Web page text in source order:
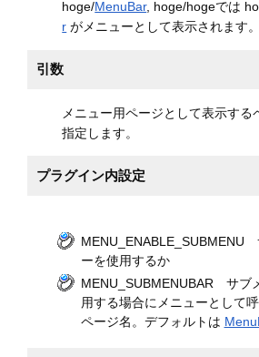
hoge/MenuBar, hoge/hogeでは
r がメニューとして表示されます。
引数
メニュー用ページとして表示する
指定します。
プラグイン内設定
MENU_ENABLE_SUBMENU
ーを使用するか
MENU_SUBMENUBAR サブ
用する場合にメニューとして
ページ名。デフォルトは